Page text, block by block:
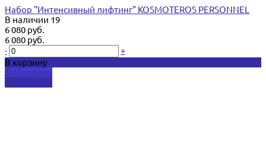
Набор "Интенсивный лифтинг" KOSMOTEROS PERSONNEL
В наличии 19
6 080 руб.
6 080 руб.
-
+
В корзину
Добавлено